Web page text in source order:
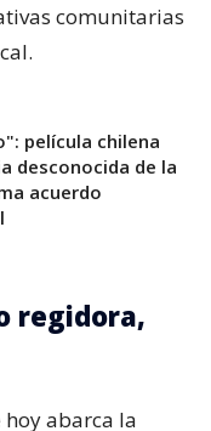
comunitarias
película chilena
desconocida de la
acuerdo
regidora,
abarca la